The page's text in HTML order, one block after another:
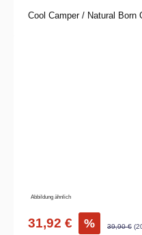
Cool Camper / Natural Born
Abbildung ähnlich
31,92 € % 39,90 €